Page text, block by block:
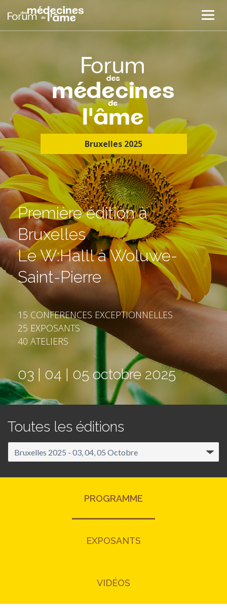
Première édition à
Bruxelles
Le W:Halll à Woluwe-
Saint-Pierre
15 CONFERENCES EXCEPTIONNELLES
25 EXPOSANTS
40 ATELIERS
03 | 04 | 05 octobre 2025
Bruxelles 2025
Toutes les éditions
PROGRAMME
EXPOSANTS
VIDÉOS